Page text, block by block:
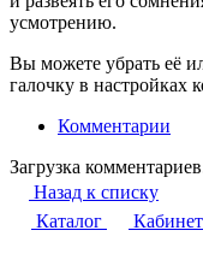
усмотрению.
Вы можете убрать её
галочку в настройках
Комментарии
Загрузка
Назад к списку
Каталог
Кабинет